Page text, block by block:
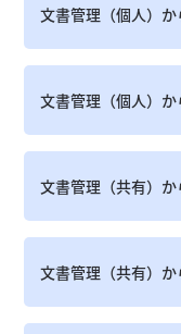
文書管理（個人）か
文書管理（個人）か
文書管理（共有）か
文書管理（共有）か